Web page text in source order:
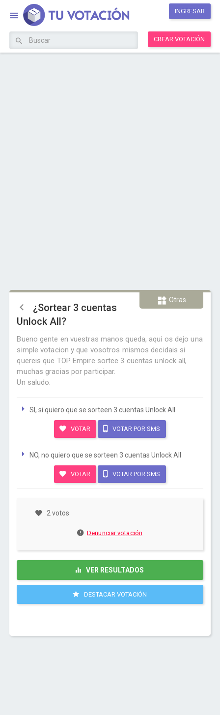
INGRESAR
CREAR VOTACIÓN
Otras
¿Sortear 3 cuentas
Unlock All?
Bueno gente en vuestras manos queda, aqui os dejo una
simple votacion y que vosotros mismos decidais si
quereis que TOP Empire sortee 3 cuentas unlock all,
muchas gracias por participar.
Un saludo.
SI, si quiero que se sorteen 3 cuentas Unlock All
VOTAR VOTAR POR SMS
NO, no quiero que se sorteen 3 cuentas Unlock All
VOTAR VOTAR POR SMS
2 votos
Denunciar votación
VER RESULTADOS
DESTACAR VOTACIÓN